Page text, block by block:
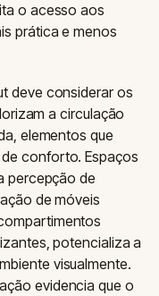
o acesso aos
prática e menos
deve considerar os
a circulação
elementos que
conforto. Espaços
percepção de
de móveis
potencializa a
visualmente.
evidencia que o